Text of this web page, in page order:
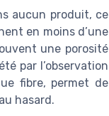
aucun produit, ce
en moins d’une
une porosité
par l’observation
fibre, permet de
hasard.